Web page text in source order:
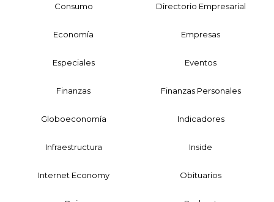
Consumo Directorio Empresarial
Economía Empresas
Especiales Eventos
Finanzas Finanzas Personales
Globoeconomía Indicadores
Infraestructura Inside
Internet Economy Obituarios